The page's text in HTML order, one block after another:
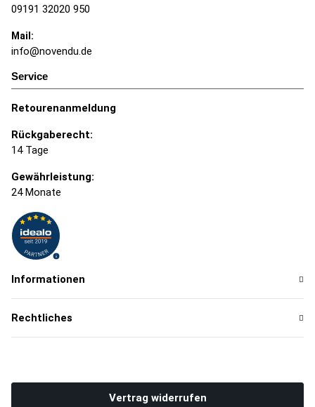
09191 32020 950
Mail:
info@novendu.de
Service
Retourenanmeldung
Rückgaberecht:
14 Tage
Gewährleistung:
24 Monate
Informationen
Rechtliches
Vertrag widerrufen